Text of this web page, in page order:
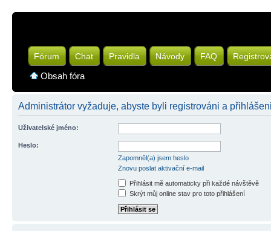
Fórum Chat Pravidla Návody FAQ
Obsah fóra
Administrátor vyžaduje, abyste byli registrováni a
Uživatelské jméno:
Heslo:
Zapomněl(a) jsem heslo
Znovu poslat aktivační e-mail
Přihlásit mě automaticky při každé návštěvě
Skrýt můj online stav pro toto přihlášení